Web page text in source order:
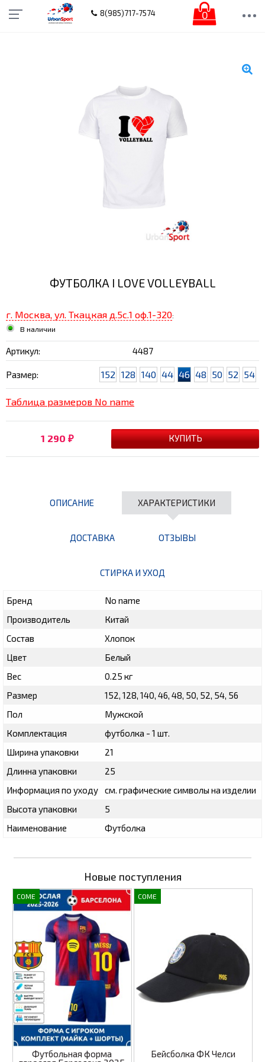
8(985)717-7574 0
ФУТБОЛКА I LOVE VOLLEYBALL
г. Москва, ул. Ткацкая д.5с.1 оф.1-320:
В наличии
Артикул: 4487
Размер: 152 128 140 44 46 48 50 52 54
Таблица размеров No name
1 290 ₽
ОПИСАНИЕ ХАРАКТЕРИСТИКИ
ДОСТАВКА ОТЗЫВЫ
СТИРКА И УХОД
Бренд
No name
Производитель
Китай
Состав
Хлопок
Цвет
Белый
Вес
0.25 кг
Размер
152, 128, 140, 46, 48, 50, 52, 54, 56
Пол
Мужской
Комплектация
футболка - 1 шт.
Ширина упаковки
21
Длинна упаковки
25
Информация по уходу
см. графические символы на изделии
Высота упаковки
5
Наименование
Футболка
Новые поступления
COME
Футбольная форма
COME
Бейсболка ФК Челси